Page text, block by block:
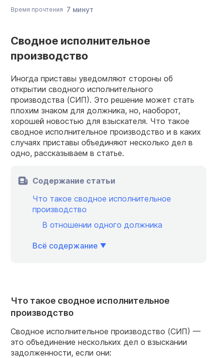
Время прочтения 7 минут
Сводное исполнительное
производство
Иногда приставы уведомляют стороны об
открытии сводного исполнительного
производства (СИП). Это решение может стать
плохим знаком для должника, но, наоборот,
хорошей новостью для взыскателя. Что такое
сводное исполнительное производство и в каких
случаях приставы объединяют несколько дел в
одно, рассказываем в статье.
Содержание статьи
Что такое сводное исполнительное
производство
В отношении одного должника
Всё содержание
Что такое сводное исполнительное
производство
Сводное исполнительное производство (СИП) —
это объединение нескольких дел о взыскании
задолженности, если они: